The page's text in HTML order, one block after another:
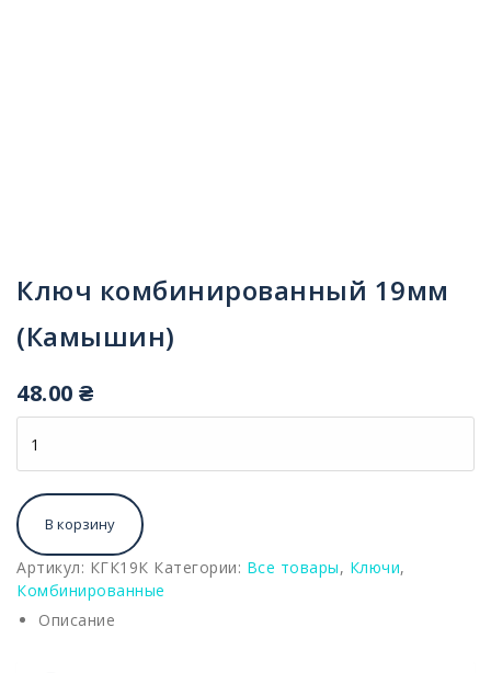
Ключ комбинированный 19мм
(Камышин)
48.00 ₴
В корзину
Артикул: КГК19К Категории: Все товары, Ключи,
Комбинированные
Описание